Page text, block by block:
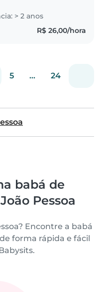
ele. Vou cuidar do
forma que cuido do
amor e carinho
> 2 anos
R$ 26,00/hora
5 ... 24
babá de
Pessoa
Encontre a babá
forma rápida e fácil